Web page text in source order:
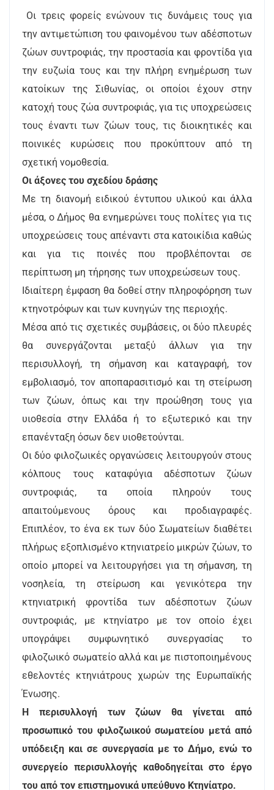
Οι τρεις φορείς ενώνουν τις δυνάμεις τους για
την αντιμετώπιση του φαινομένου των αδέσποτων
ζώων συντροφιάς, την προστασία και φροντίδα για
την ευζωία τους και την πλήρη ενημέρωση των
κατοίκων της Σιθωνίας, οι οποίοι έχουν στην
κατοχή τους ζώα συντροφιάς, για τις υποχρεώσεις
τους έναντι των ζώων τους, τις διοικητικές και
ποινικές κυρώσεις που προκύπτουν από τη
σχετική νομοθεσία.
Οι άξονες του σχεδίου δράσης
Με τη διανομή ειδικού έντυπου υλικού και άλλα
μέσα, ο Δήμος θα ενημερώνει τους πολίτες για τις
υποχρεώσεις τους απέναντι στα κατοικίδια καθώς
και για τις ποινές που προβλέπονται σε
περίπτωση μη τήρησης των υποχρεώσεων τους.
Ιδιαίτερη έμφαση θα δοθεί στην πληροφόρηση των
κτηνοτρόφων και των κυνηγών της περιοχής.
Μέσα από τις σχετικές συμβάσεις, οι δύο πλευρές
θα συνεργάζονται μεταξύ άλλων για την
περισυλλογή, τη σήμανση και καταγραφή, τον
εμβολιασμό, τον αποπαρασιτισμό και τη στείρωση
των ζώων, όπως και την προώθηση τους για
υιοθεσία στην Ελλάδα ή το εξωτερικό και την
επανένταξη όσων δεν υιοθετούνται.
Οι δύο φιλοζωικές οργανώσεις λειτουργούν στους
κόλπους τους καταφύγια αδέσποτων ζώων
συντροφιάς, τα οποία πληρούν τους
απαιτούμενους όρους και προδιαγραφές.
Επιπλέον, το ένα εκ των δύο Σωματείων διαθέτει
πλήρως εξοπλισμένο κτηνιατρείο μικρών ζώων, το
οποίο μπορεί να λειτουργήσει για τη σήμανση, τη
νοσηλεία, τη στείρωση και γενικότερα την
κτηνιατρική φροντίδα των αδέσποτων ζώων
συντροφιάς, με κτηνίατρο με τον οποίο έχει
υπογράψει συμφωνητικό συνεργασίας το
φιλοζωικό σωματείο αλλά και με πιστοποιημένους
εθελοντές κτηνιάτρους χωρών της Ευρωπαϊκής
Ένωσης.
Η περισυλλογή των ζώων θα γίνεται από
προσωπικό του φιλοζωικού σωματείου μετά από
υπόδειξη και σε συνεργασία με το Δήμο, ενώ το
συνεργείο περισυλλογής καθοδηγείται στο έργο
του από τον επιστημονικά υπεύθυνο Κτηνίατρο.